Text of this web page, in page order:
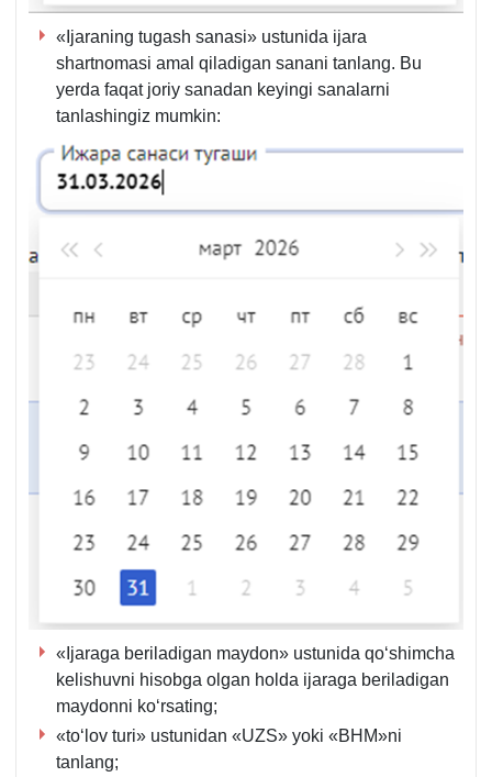
«Ijaraning tugash sanasi» ustunida ijara
shartnomasi amal qiladigan sanani tanlang. Bu
yerda faqat joriy sanadan keyingi sanalarni
tanlashingiz mumkin:
«Ijaraga beriladigan maydon» ustunida qoʻshimcha
kelishuvni hisobga olgan holda ijaraga beriladigan
maydonni koʻrsating;
«toʻlov turi» ustunidan «UZS» yoki «BHM»ni
tanlang;